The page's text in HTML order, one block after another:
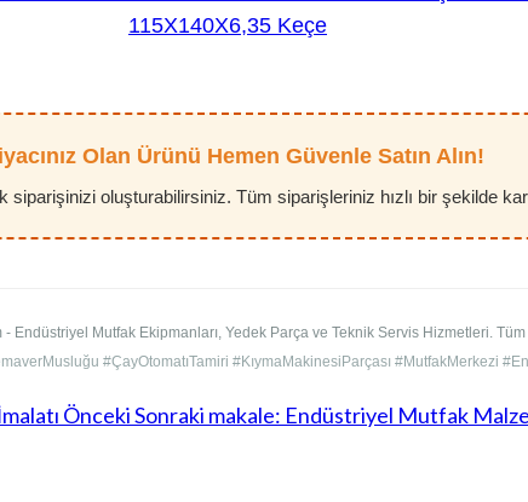
115X140X6,35 Keçe
Olan Ürünü Hemen Güvenle Satın Alın!
oluşturabilirsiniz. Tüm siparişleriniz hızlı bir şekilde
Endüstriyel Mutfak Ekipmanları, Yedek Parça ve Teknik Servis Hizmetleri. Tüm
#ÇayOtomatıTamiri #KıymaMakinesiParçası #MutfakMerkezi
ÖncekiSonraki makale: Endüstriyel Mutfak